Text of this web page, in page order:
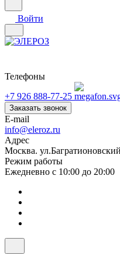
Войти
Телефоны
+7 926 888-77-25
Заказать звонок
E-mail
info@eleroz.ru
Адрес
Москва.
Режим работы
Ежедневно с 10:00 до 20:00